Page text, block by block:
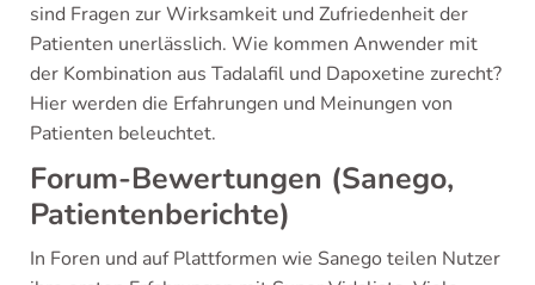
sind Fragen zur Wirksamkeit und Zufriedenheit der
Patienten unerlässlich. Wie kommen Anwender mit
der Kombination aus Tadalafil und Dapoxetine zurecht?
Hier werden die Erfahrungen und Meinungen von
Patienten beleuchtet.
Forum-Bewertungen (Sanego,
Patientenberichte)
In Foren und auf Plattformen wie Sanego teilen Nutzer